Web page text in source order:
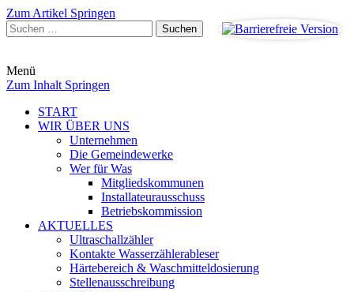
Zum Artikel Springen
Suchen
nach:
Menü
Zum Inhalt Springen
START
WIR ÜBER UNS
Unternehmen
Die Gemeindewerke
Wer für Was
Mitgliedskommunen
Installateurausschuss
Betriebskommission
AKTUELLES
Ultraschallzähler
Kontakte Wasserzählerableser
Härtebereich & Waschmitteldosierung
Stellenausschreibung